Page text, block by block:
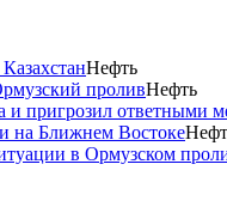
Нефть
проливНефть
пригрозил ответными
на Ближнем Востоке
в Ормузском